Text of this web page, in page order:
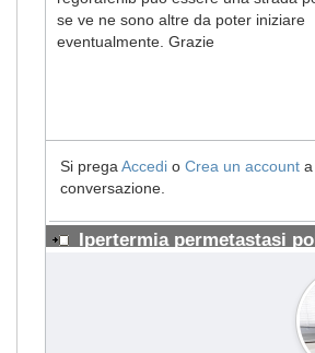
se ve ne sono altre da poter iniziare
eventualmente. Grazie
Si prega Accedi o Crea un account
conversazione.
Ipertermia permetastasi